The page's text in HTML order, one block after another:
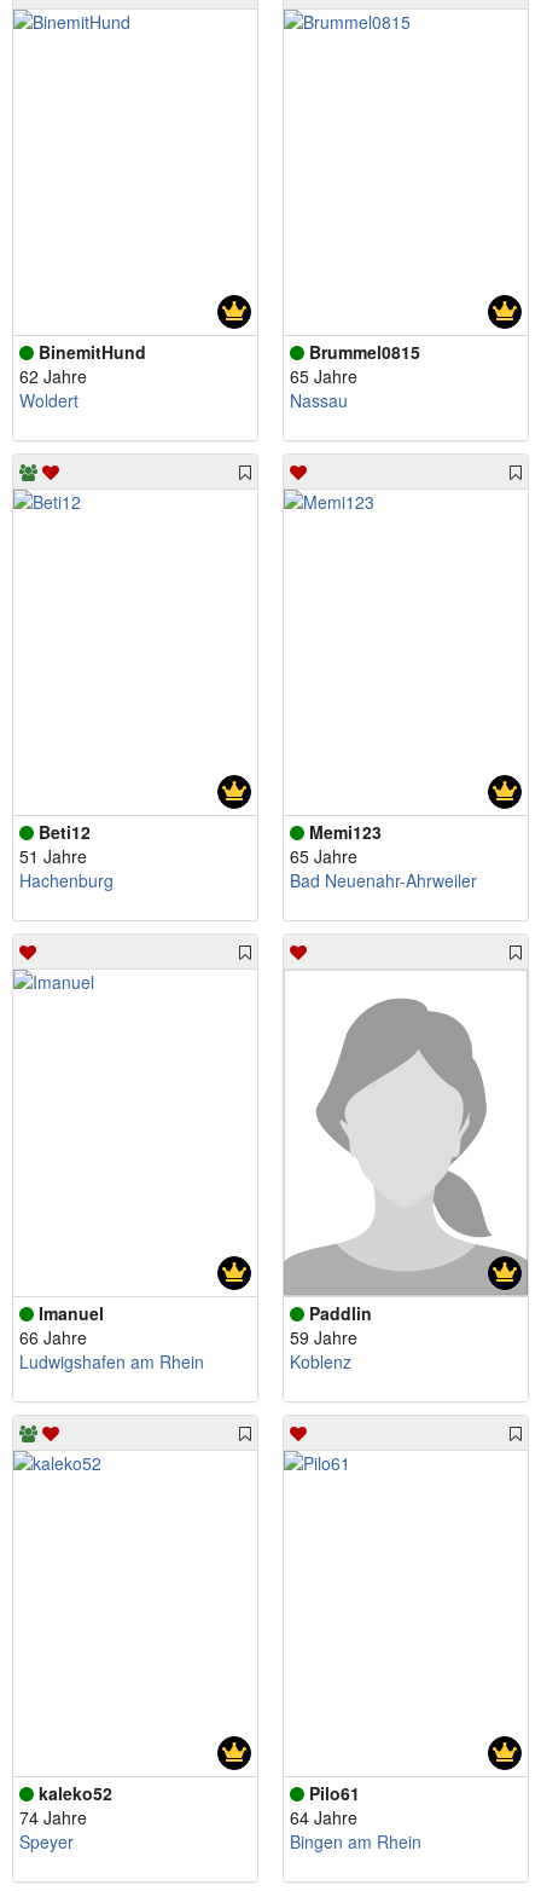
BinemitHund
62 Jahre
Woldert
Brummel0815
65 Jahre
Nassau
Beti12
51 Jahre
Hachenburg
Memi123
65 Jahre
Bad Neuenahr-Ahrweiler
Imanuel
66 Jahre
Ludwigshafen am Rhein
Paddlin
59 Jahre
Koblenz
kaleko52
74 Jahre
Speyer
Pilo61
64 Jahre
Bingen am Rhein